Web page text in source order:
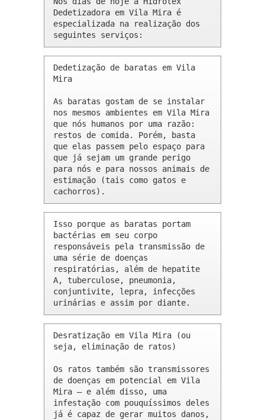
Dedetizadora em Vila Mira é
especializada na realização dos
seguintes serviços:
Dedetização de baratas em Vila
Mira
As baratas gostam de se instalar
nos mesmos ambientes em Vila Mira
que nós humanos por uma razão:
restos de comida. Porém, basta
que elas passem pelo espaço para
que já sejam um grande perigo
para nós e para nossos animais de
estimação (tais como gatos e
cachorros).
Isso porque as baratas portam
bactérias em seu corpo
responsáveis pela transmissão de
uma série de doenças
respiratórias, além de hepatite
A, tuberculose, pneumonia,
conjuntivite, lepra, infecções
urinárias e assim por diante.
Desratização em Vila Mira (ou
seja, eliminação de ratos)
Os ratos também são transmissores
de doenças em potencial em Vila
Mira – e além disso, uma
infestação com pouquíssimos deles
já é capaz de gerar muitos danos,